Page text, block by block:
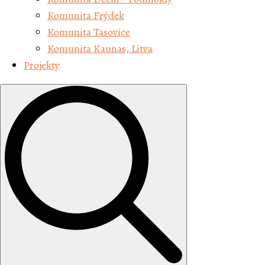
Komunita Frýdek
Komunita Tasovice
Komunita Kaunas, Litva
Projekty